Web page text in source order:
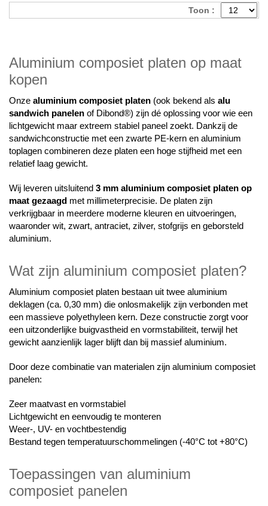
Toon :
Aluminium composiet platen op maat
kopen
Onze aluminium composiet platen (ook bekend als alu
sandwich panelen of Dibond®) zijn dé oplossing voor wie een
lichtgewicht maar extreem stabiel paneel zoekt. Dankzij de
sandwichconstructie met een zwarte PE-kern en aluminium
toplagen combineren deze platen een hoge stijfheid met een
relatief laag gewicht.
Wij leveren uitsluitend 3 mm aluminium composiet platen op
maat gezaagd met millimeterprecisie. De platen zijn
verkrijgbaar in meerdere moderne kleuren en uitvoeringen,
waaronder wit, zwart, antraciet, zilver, stofgrijs en geborsteld
aluminium.
Wat zijn aluminium composiet platen?
Aluminium composiet platen bestaan uit twee aluminium
deklagen (ca. 0,30 mm) die onlosmakelijk zijn verbonden met
een massieve polyethyleen kern. Deze constructie zorgt voor
een uitzonderlijke buigvastheid en vormstabiliteit, terwijl het
gewicht aanzienlijk lager blijft dan bij massief aluminium.
Door deze combinatie van materialen zijn aluminium composiet
panelen:
Zeer maatvast en vormstabiel
Lichtgewicht en eenvoudig te monteren
Weer-, UV- en vochtbestendig
Bestand tegen temperatuurschommelingen (-40°C tot +80°C)
Toepassingen van aluminium
composiet panelen